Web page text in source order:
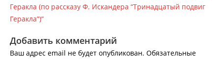
Геракла (по рассказу Ф. Искандера “Тринадцатый подвиг
Геракла”)”
Добавить комментарий
Ваш адрес email не будет опубликован. Обязательные